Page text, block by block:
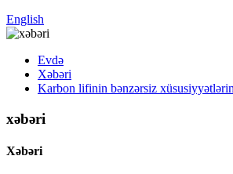
English
Evdə
Xəbəri
Karbon lifinin bənzərsiz
xəbəri
Xəbəri